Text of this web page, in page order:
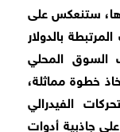
ستنعكس على
بالدولار
السوق المحلي
خطوة مماثلة،
الفيدرالي
جاذبية أدوات